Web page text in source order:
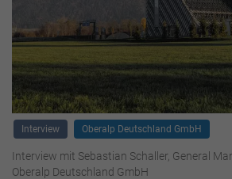
Interview Oberalp Deutschland GmbH
Interview mit Sebastian Schaller, General
Oberalp Deutschland GmbH